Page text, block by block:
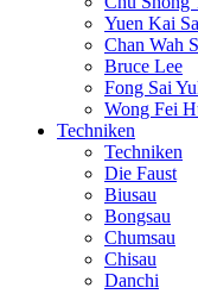
Yuen Kai
Chan Wah
Bruce Lee
Fong Sai
Wong Fei
Techniken
Techniken
Die Faust
Biusau
Bongsau
Chumsau
Chisau
Danchi